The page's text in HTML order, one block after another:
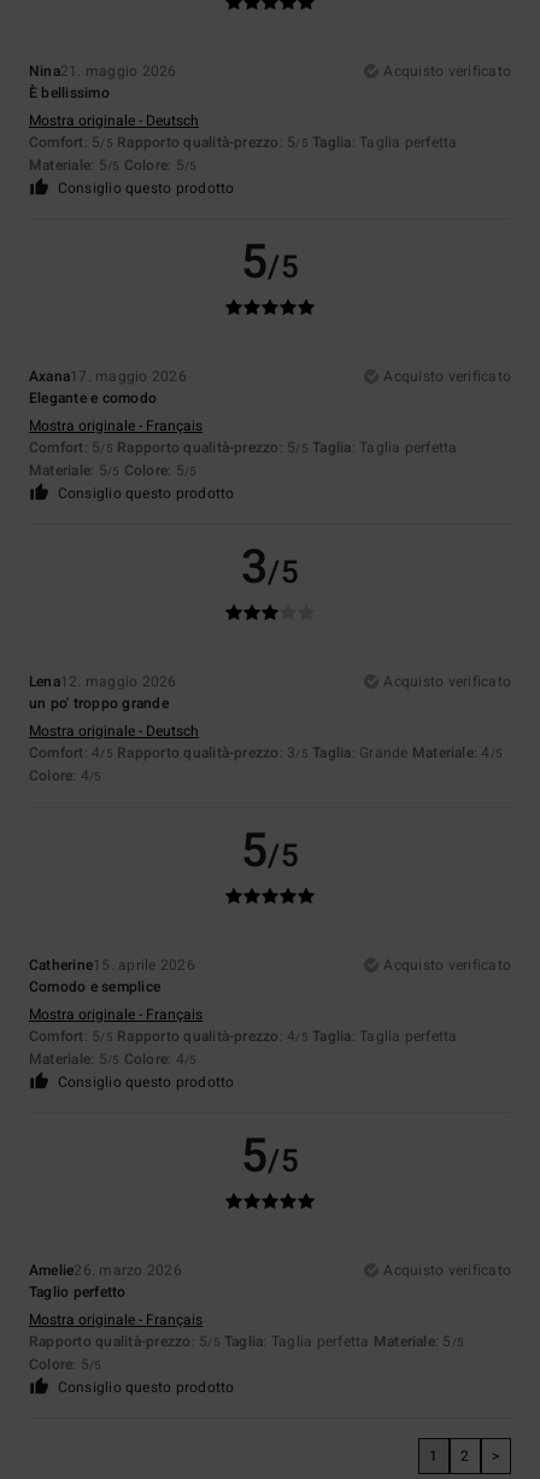
Nina21. maggio 2026
Acquisto verificato
È bellissimo
Mostra originale - Deutsch
Comfort: 5/5 Rapporto qualità-prezzo: 5/5 Taglia: Taglia perfetta
Materiale: 5/5 Colore: 5/5
Consiglio questo prodotto
5/5
Axana17. maggio 2026
Acquisto verificato
Elegante e comodo
Mostra originale - Français
Comfort: 5/5 Rapporto qualità-prezzo: 5/5 Taglia: Taglia perfetta
Materiale: 5/5 Colore: 5/5
Consiglio questo prodotto
3/5
Lena12. maggio 2026
Acquisto verificato
un po' troppo grande
Mostra originale - Deutsch
Comfort: 4/5 Rapporto qualità-prezzo: 3/5 Taglia: Grande Materiale: 4 /5
Colore: 4/5
5/5
Catherine15. aprile 2026
Acquisto verificato
Comodo e semplice
Mostra originale - Français
Comfort: 5/5 Rapporto qualità-prezzo: 4/5 Taglia: Taglia perfetta
Materiale: 5/5 Colore: 4/5
Consiglio questo prodotto
5/5
Amelie26. marzo 2026
Acquisto verificato
Taglio perfetto
Mostra originale - Français
Rapporto qualità-prezzo: 5/5 Taglia: Taglia perfetta Materiale: 5 /5
Colore: 5/5
Consiglio questo prodotto
1 2 >